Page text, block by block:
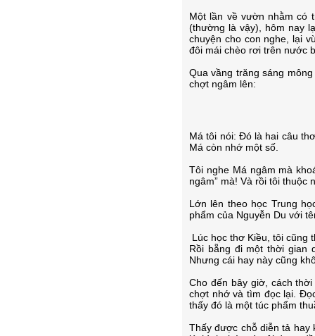
Một lần về vườn nhằm có
(thường là vậy), hôm nay
chuyện cho con nghe, lại
đôi mái chèo rơi trên nước
Qua vầng trăng sáng
chợt ngâm lên:
Má tôi nói: Đó là hai câu
Má còn nhớ một số.
Tôi nghe Má ngâm mà
ngâm” mà! Và rồi tôi thuộc
Lớn lên theo học Trung
phẩm của Nguyễn Du với
Lúc học thơ Kiều, tôi cũng
Rồi bẵng đi một thời gian
Nhưng cái hay này cũng
Cho đến bây giờ, cách
chợt nhớ và tìm đọc lại.
thấy đó là một túc phẩm
Thấy được chỗ diễn tả hay